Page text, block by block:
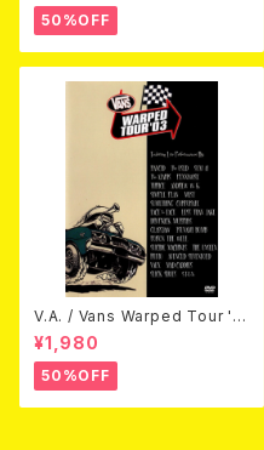
50%OFF
V.A. / Vans Warped Tour '0
3 (DVD)
¥1,980
50%OFF